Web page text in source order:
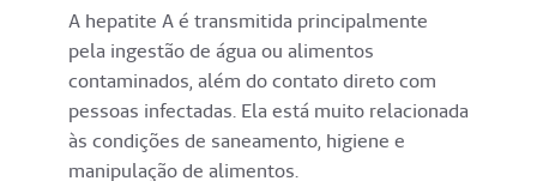
A hepatite A é transmitida principalmente
pela ingestão de água ou alimentos
contaminados, além do contato direto com
pessoas infectadas. Ela está muito relacionada
às condições de saneamento, higiene e
manipulação de alimentos.